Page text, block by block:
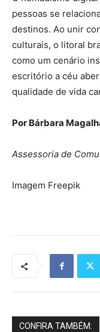
pessoas se
destinos. Ao unir
culturais, o litoral
como um cenário
escritório a céu
qualidade de vida
Por Bárbara
Assessoria de
Imagem Freepik
CONFIRA TAMBÉM: